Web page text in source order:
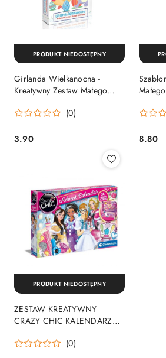
Girlanda Wielkanocna -
Kreatywny Zestaw Małego
(0)
Cena:
3.90
PRODUKT NIEDOSTĘPNY
Cena:
8.80
ZESTAW KREATYWNY
CRAZY CHIC KALENDARZ
78797 CLEMENTONI
(0)
PRODUKT NIEDOSTĘPNY